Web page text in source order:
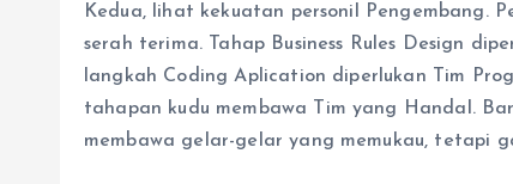
Kedua, lihat kekuatan personil Pengembang.
serah terima. Tahap Business Rules Design
langkah Coding Aplication diperlukan Tim
tahapan kudu membawa Tim yang Handal.
membawa gelar-gelar yang memukau, tetapi